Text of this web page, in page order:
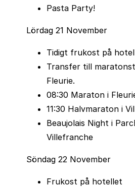
medlöpare. Stämningen är
springer maraton kan njuta
prestationskrav.
Flera distanser för alla
Oavsett om du är en
eller en nybörjare finns det en
passar dig. Utöver det
erbjuds även halvmaraton
så att fler kan ta del av
En oförglömlig målgång
Pasta Party!
Lördag 21 November
Tidigt frukost på
Transfer till
Fleurie.
08:30 Maraton i
11:30 Halvmaraton i
Beaujolais Night i
Villefranche
Söndag 22 November
Frukost på hotellet